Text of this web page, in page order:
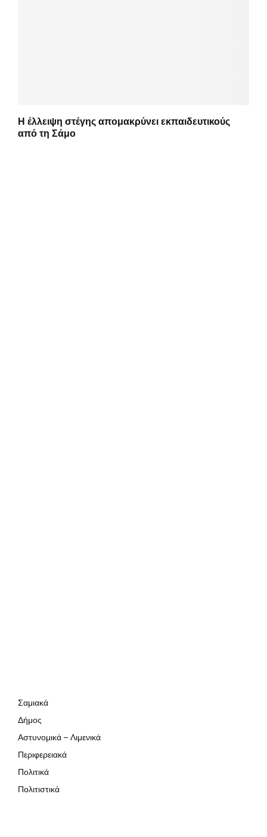
Η έλλειψη στέγης απομακρύνει εκπαιδευτικούς
από τη Σάμο
Σαμιακά
Δήμος
Αστυνομικά – Λιμενικά
Περιφερειακά
Πολιτικά
Πολιτιστικά